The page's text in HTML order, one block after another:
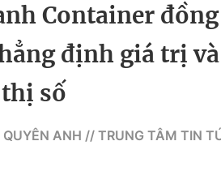
Container
định giá trị
số
ANH // TRUNG TÂM TIN